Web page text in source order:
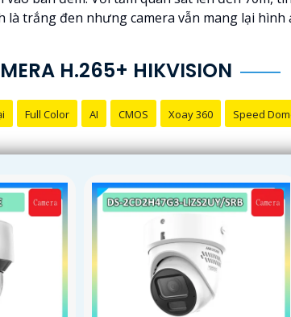
trắng đen nhưng camera vẫn mang lại hình
H.265+ HIKVISION
Full Color AI CMOS Xoay 360 Speed